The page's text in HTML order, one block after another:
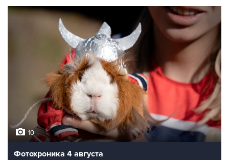
10
Фотохроника 4 августа